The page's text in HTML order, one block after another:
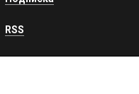
RSS